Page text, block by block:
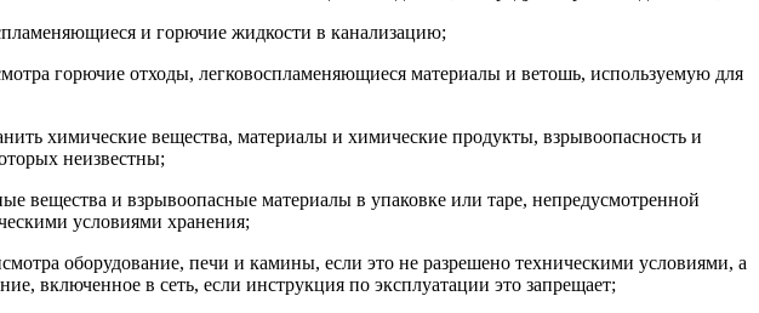
и горючие жидкости в канализацию;
горючие отходы, легковоспламеняющиеся материалы и ветошь, используемую для
химические вещества, материалы и химические продукты, взрывоопасность и
неизвестны;
вещества и взрывоопасные материалы в упаковке или таре, непредусмотренной
условиями хранения;
оборудование, печи и камины, если это не разрешено техническими условиями, а
включенное в сеть, если инструкция по эксплуатации это запрещает;